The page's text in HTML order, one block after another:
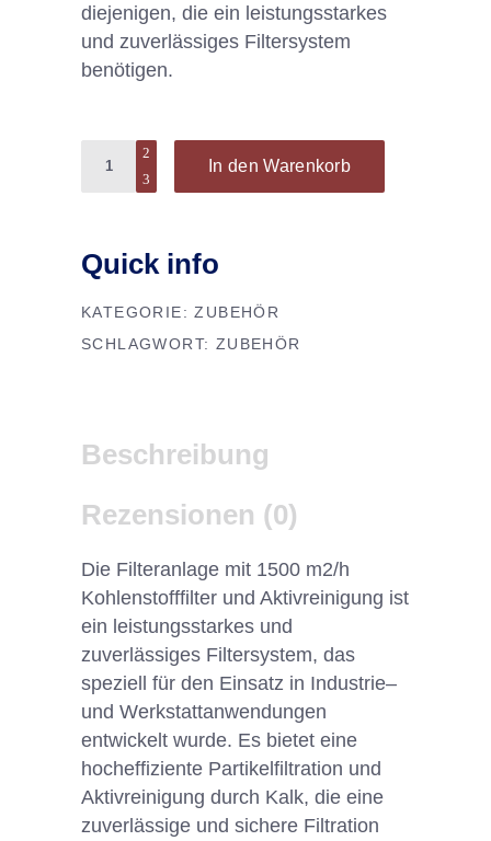
diejenigen, die ein leistungsstarkes
und zuverlässiges Filtersystem
benötigen.
Quantity
In den Warenkorb
Quick info
KATEGORIE:ZUBEHÖR
SCHLAGWORT: ZUBEHÖR
Beschreibung
Rezensionen (0)
Die Filteranlage mit 1500 m2/h
Kohlenstofffilter und Aktivreinigung ist
ein leistungsstarkes und
zuverlässiges Filtersystem, das
speziell für den Einsatz in Industrie–
und Werkstattanwendungen
entwickelt wurde. Es bietet eine
hocheffiziente Partikelfiltration und
Aktivreinigung durch Kalk, die eine
zuverlässige und sichere Filtration